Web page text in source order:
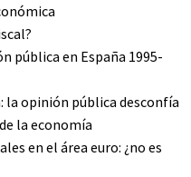
pública en España 1995-
la opinión pública desconfía
la economía
en el área euro: ¿no es